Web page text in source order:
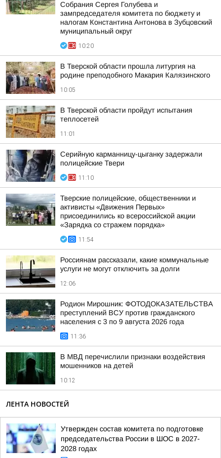
Собрания Сергея Голубева и
зампредседателя комитета по бюджету и
налогам Константина Антонова в Зубцовский
муниципальный округ
10:20
В Тверской области прошла литургия на
родине преподобного Макария Калязинского
10:05
В Тверской области пройдут испытания
теплосетей
11:01
Серийную карманницу-цыганку задержали
полицейские Твери
11:10
Тверские полицейские, общественники и
активисты «Движения Первых»
присоединились ко всероссийской акции
«Зарядка со стражем порядка»
11:54
Россиянам рассказали, какие коммунальные
услуги не могут отключить за долги
12:06
Родион Мирошник: ФОТОДОКАЗАТЕЛЬСТВА
преступлений ВСУ против гражданского
населения с 3 по 9 августа 2026 года
11:36
В МВД перечислили признаки воздействия
мошенников на детей
10:12
ЛЕНТА НОВОСТЕЙ
Утвержден состав комитета по подготовке
председательства России в ШОС в 2027-
2028 годах